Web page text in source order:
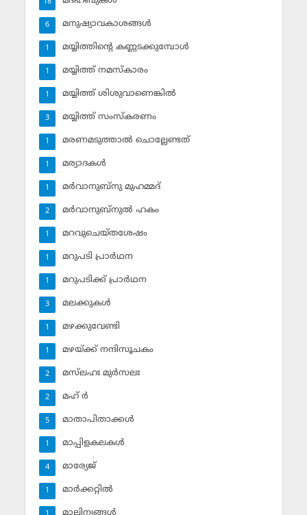
18
മനുഷ്യാവകാശങ്ങള്‍
6
മയ്യിത്തിന്റെ കണ്ണടക്കുമ്പോള്‍
1
മയ്യിത്ത് നമസ്‌കാരം
1
മയ്യിത്ത് ശിശുവാണെങ്കില്‍
1
മയ്യിത്ത് സംസ്‌കരണം
3
മരണമടുത്താല്‍ ചൊല്ലേണ്ടത്
1
മര്യാദകള്‍
1
മര്‍വാനുബ്‌നു മുഹമ്മദ്
1
മര്‍വാനുബ്‌നുല്‍ ഹകം
2
മറവുചെയ്തശേഷം
1
മറുപടി പ്രാര്‍ഥന
1
മറുപടിക്ക് പ്രാര്‍ഥന
1
മലക്കുകള്‍
3
മഴക്കുവേണ്ടി
1
മഴയ്ക്ക് നന്ദിസൂചകം
1
മസ്‌ലഹഃ മുര്‍സലഃ
2
മഹ് ര്‍
2
മാതാപിതാക്കള്‍
5
മാപ്പിളകലകള്‍
1
മാര്യേജ്
4
മാര്‍ക്കറ്റില്‍
1